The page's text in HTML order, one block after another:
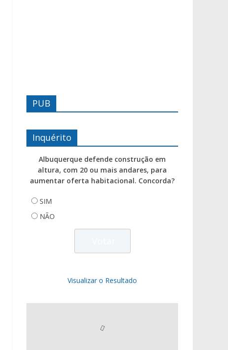
PUB
Inquérito
Albuquerque defende construção em
altura, com 20 ou mais andares, para
aumentar oferta habitacional. Concorda?
SIM
NÃO
Visualizar o Resultado